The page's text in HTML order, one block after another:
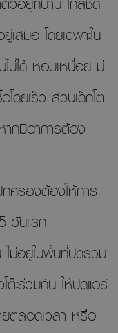
สมอ โดยเฉพาะใน
ไม่ได้ หอบเหนื่อย มี
ดยเร็ว ส่วนเด็กโต
กมีอาการต้อง
กครองต้องให้การ
วันแรก
ไม่อยู่ในพื้นที่ปิดร่วม
ต๊ะร่วมกัน ให้ปิดแอร์
ยตลอดเวลา หรือ